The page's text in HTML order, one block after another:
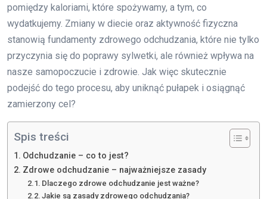
pomiędzy kaloriami, które spożywamy, a tym, co
wydatkujemy. Zmiany w diecie oraz aktywność fizyczna
stanowią fundamenty zdrowego odchudzania, które nie tylko
przyczynia się do poprawy sylwetki, ale również wpływa na
nasze samopoczucie i zdrowie. Jak więc skutecznie
podejść do tego procesu, aby uniknąć pułapek i osiągnąć
zamierzony cel?
Spis treści
Odchudzanie – co to jest?
Zdrowe odchudzanie – najważniejsze zasady
Dlaczego zdrowe odchudzanie jest ważne?
Jakie są zasady zdrowego odchudzania?